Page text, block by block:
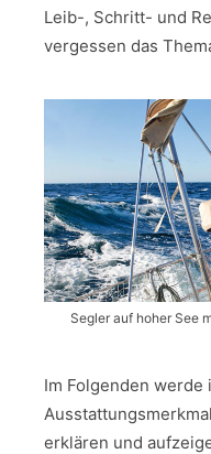
Leib-, Schritt- und
vergessen das
Segler auf hoher See
Im Folgenden werde
erklären und